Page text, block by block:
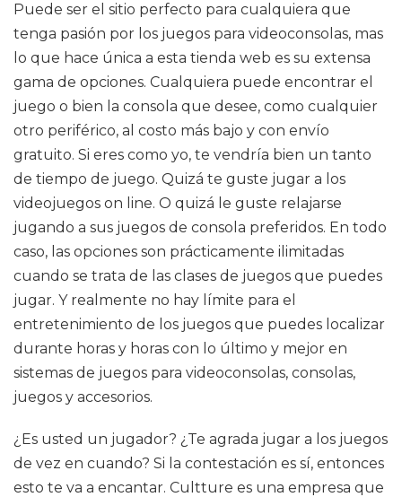
Puede ser el sitio perfecto para cualquiera que
tenga pasión por los juegos para videoconsolas, mas
lo que hace única a esta tienda web es su extensa
gama de opciones. Cualquiera puede encontrar el
juego o bien la consola que desee, como cualquier
otro periférico, al costo más bajo y con envío
gratuito. Si eres como yo, te vendría bien un tanto
de tiempo de juego. Quizá te guste jugar a los
videojuegos on line. O quizá le guste relajarse
jugando a sus juegos de consola preferidos. En todo
caso, las opciones son prácticamente ilimitadas
cuando se trata de las clases de juegos que puedes
jugar. Y realmente no hay límite para el
entretenimiento de los juegos que puedes localizar
durante horas y horas con lo último y mejor en
sistemas de juegos para videoconsolas, consolas,
juegos y accesorios.
¿Es usted un jugador? ¿Te agrada jugar a los juegos
de vez en cuando? Si la contestación es sí, entonces
esto te va a encantar. Cultture es una empresa que